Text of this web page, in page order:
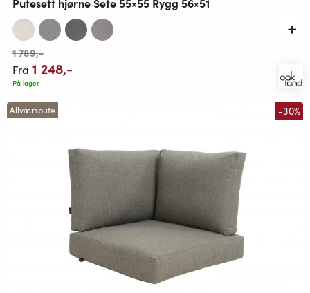
1 789,-
Fra 1 248,-
På lager
Allværspute -30%